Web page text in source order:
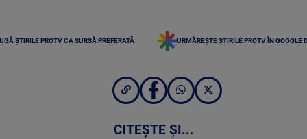
ȘTIRILE PROTV CA SURSĂ PREFERATĂ URMĂREȘTE ȘTIRILE PROTV ÎN GOOGLE
CITEȘTE ȘI...